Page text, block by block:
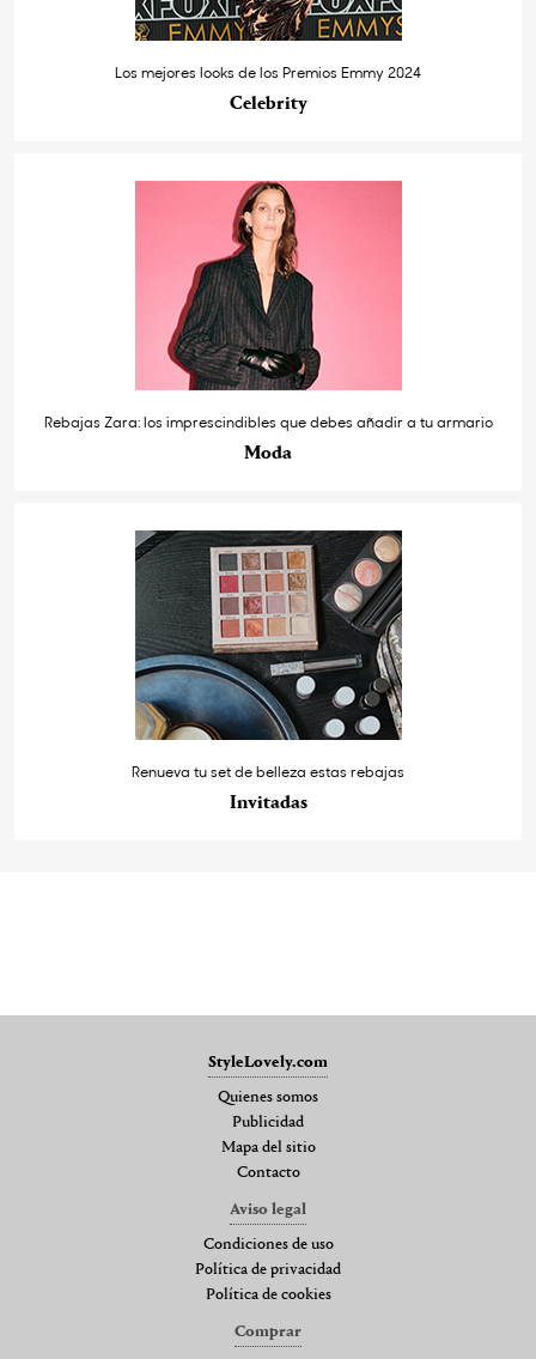
Los mejores looks de los Premios Emmy 2024
Celebrity
Rebajas Zara: los imprescindibles que debes añadir a tu armario
Moda
Renueva tu set de belleza estas rebajas
Invitadas
StyleLovely.com
Quienes somos
Publicidad
Mapa del sitio
Contacto
Aviso legal
Condiciones de uso
Política de privacidad
Política de cookies
Comprar